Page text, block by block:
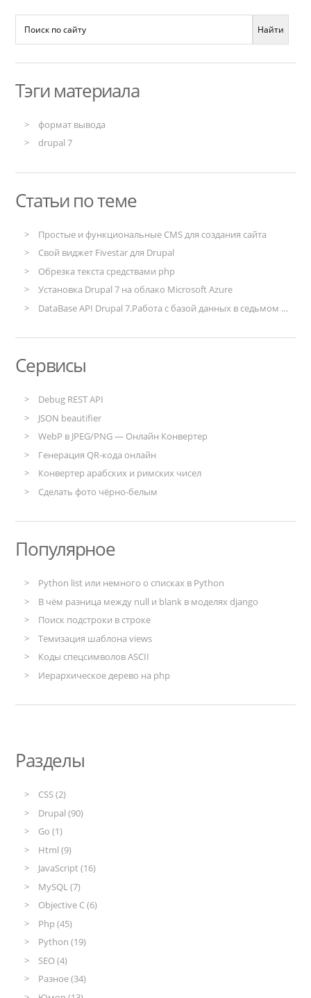
Тэги материала
формат вывода
drupal 7
Статьи по теме
Простые и функциональные CMS для создания сайта
Свой виджет Fivestar для Drupal
Обрезка текста средствами php
Установка Drupal 7 на облако Microsoft Azure
DataBase API Drupal 7.Работа с базой данных в седьмом друпале.
Сервисы
Debug REST API
JSON beautifier
WebP в JPEG/PNG — Онлайн Конвертер
Генерация QR-кода онлайн
Конвертер арабских и римских чисел
Сделать фото чёрно-белым
Популярное
Python list или немного о списках в Python
В чём разница между null и blank в моделях django
Поиск подстроки в строке
Темизация шаблона views
Коды спецсимволов ASCII
Иерархическое дерево на php
Разделы
CSS (2)
Drupal (90)
Go (1)
Html (9)
JavaScript (16)
MySQL (7)
Objective C (6)
Php (45)
Python (19)
SEO (4)
Разное (34)